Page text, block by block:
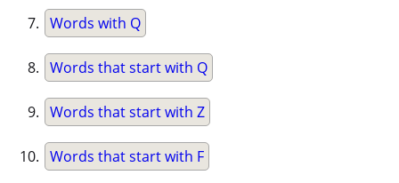
Words with Q
Words that start with Q
Words that start with Z
Words that start with F